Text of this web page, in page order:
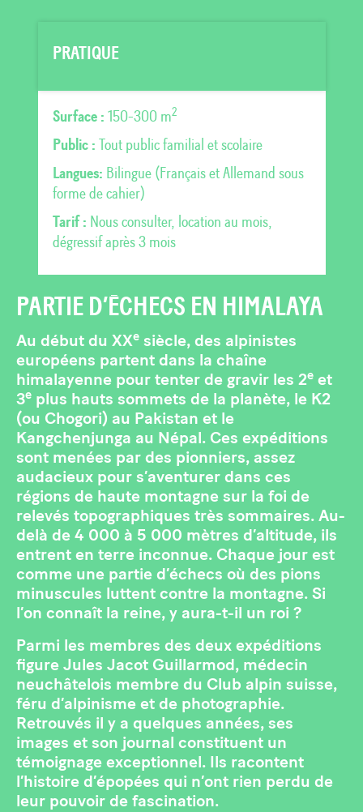
PRATIQUE
Surface : 150-300 m2
Public : Tout public familial et scolaire
Langues: Bilingue (Français et Allemand sous
forme de cahier)
Tarif : Nous consulter, location au mois,
dégressif après 3 mois
PARTIE D’ÉCHECS EN HIMALAYA
Au début du XXe siècle, des alpinistes
européens partent dans la chaîne
himalayenne pour tenter de gravir les 2e et
3e plus hauts sommets de la planète, le K2
(ou Chogori) au Pakistan et le
Kangchenjunga au Népal. Ces expéditions
sont menées par des pionniers, assez
audacieux pour s’aventurer dans ces
régions de haute montagne sur la foi de
relevés topographiques très sommaires. Au-
delà de 4 000 à 5 000 mètres d’altitude, ils
entrent en terre inconnue. Chaque jour est
comme une partie d’échecs où des pions
minuscules luttent contre la montagne. Si
l’on connaît la reine, y aura-t-il un roi ?
Parmi les membres des deux expéditions
figure Jules Jacot Guillarmod, médecin
neuchâtelois membre du Club alpin suisse,
féru d’alpinisme et de photographie.
Retrouvés il y a quelques années, ses
images et son journal constituent un
témoignage exceptionnel. Ils racontent
l’histoire d’épopées qui n’ont rien perdu de
leur pouvoir de fascination.